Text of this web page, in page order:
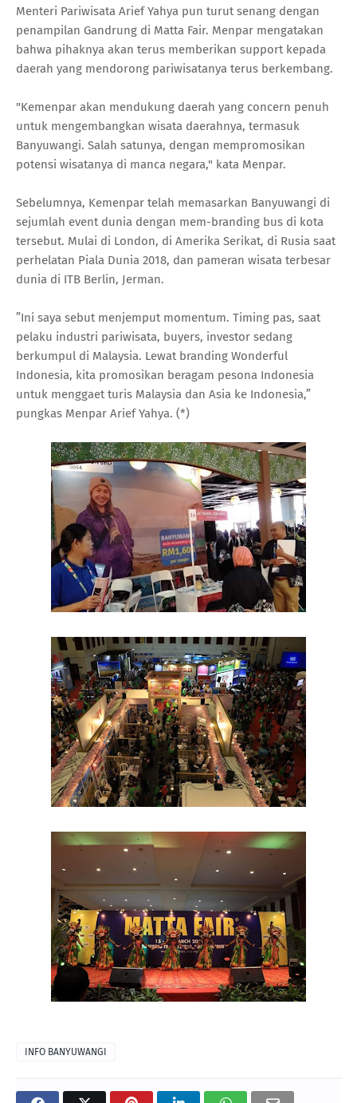
Menteri Pariwisata Arief Yahya pun turut senang dengan
penampilan Gandrung di Matta Fair. Menpar mengatakan
bahwa pihaknya akan terus memberikan support kepada
daerah yang mendorong pariwisatanya terus berkembang.
"Kemenpar akan mendukung daerah yang concern penuh
untuk mengembangkan wisata daerahnya, termasuk
Banyuwangi. Salah satunya, dengan mempromosikan
potensi wisatanya di manca negara," kata Menpar.
Sebelumnya, Kemenpar telah memasarkan Banyuwangi di
sejumlah event dunia dengan mem-branding bus di kota
tersebut. Mulai di London, di Amerika Serikat, di Rusia saat
perhelatan Piala Dunia 2018, dan pameran wisata terbesar
dunia di ITB Berlin, Jerman.
”Ini saya sebut menjemput momentum. Timing pas, saat
pelaku industri pariwisata, buyers, investor sedang
berkumpul di Malaysia. Lewat branding Wonderful
Indonesia, kita promosikan beragam pesona Indonesia
untuk menggaet turis Malaysia dan Asia ke Indonesia,”
pungkas Menpar Arief Yahya. (*)
INFO BANYUWANGI